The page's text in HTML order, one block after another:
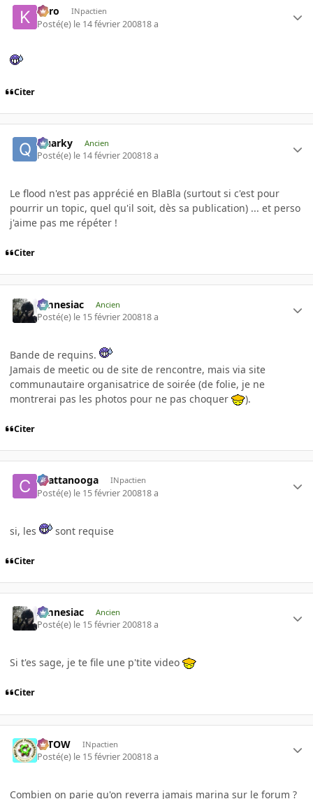
kyro INpactien
Posté(e) le 14 février 200818 a
Citer
Quarky Ancien
Posté(e) le 14 février 200818 a
Le flood n'est pas apprécié en BlaBla (surtout si c'est pour
pourrir un topic, quel qu'il soit, dès sa publication) ... et perso
j'aime pas me répéter !
Citer
Amnesiac Ancien
Posté(e) le 15 février 200818 a
Bande de requins.
Jamais de meetic ou de site de rencontre, mais via site
communautaire organisatrice de soirée (de folie, je ne
montrerai pas les photos pour ne pas choquer
).
Citer
chattanooga INpactien
Posté(e) le 15 février 200818 a
si, les sont requise
Citer
Amnesiac Ancien
Posté(e) le 15 février 200818 a
Si t'es sage, je te file une p'tite video
Citer
toTOW INpactien
Posté(e) le 15 février 200818 a
Combien on parie qu'on reverra jamais marina sur le forum ?